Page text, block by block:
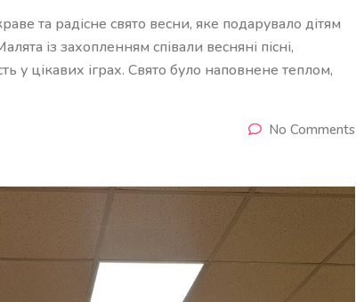
та радісне свято весни, яке подарувало дітям
із захопленням співали весняні пісні,
у цікавих іграх. Свято було наповнене теплом,
No Comments